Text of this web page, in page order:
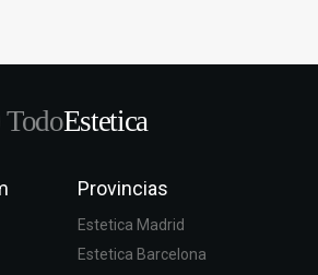
TodoEstetica
Provincias
Estetica Madrid
Estetica Barcelona